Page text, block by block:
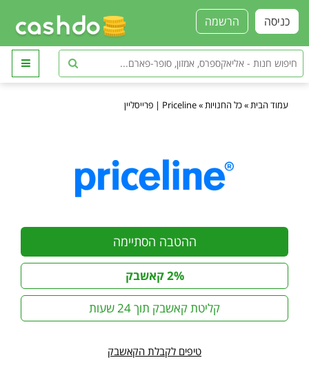
הרשמה כניסה
עמוד הבית »כל החנויות »Priceline | פרייסליין
ההטבה הסתיימה
2% קאשבק
קליטת קאשבק תוך 24 שעות
טיפים לקבלת הקאשבק